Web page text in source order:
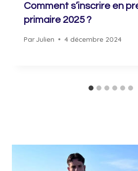
Comment s’inscrire en
primaire 2025 ?
ParJulien 4 décembre 2024